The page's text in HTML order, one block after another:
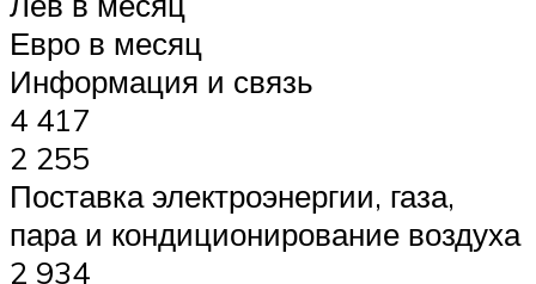
Евро в месяц
Информация и связь
4 417
2 255
Поставка электроэнергии, газа,
пара и кондиционирование воздуха
2 934